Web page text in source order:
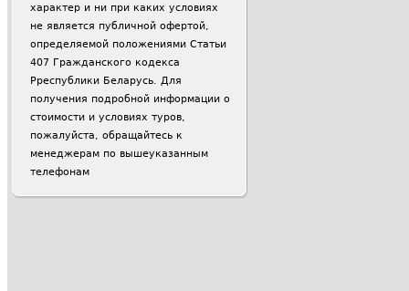
характер и ни при каких условиях
не является публичной офертой,
определяемой положениями Статьи
407 Гражданского кодекса
Рреспублики Беларусь. Для
получения подробной информации о
стоимости и условиях туров,
пожалуйста, обращайтесь к
менеджерам по вышеуказанным
телефонам